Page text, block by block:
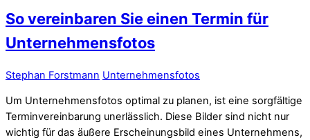
So vereinbaren Sie einen Termin für
Unternehmensfotos
Stephan Forstmann Unternehmensfotos
Um Unternehmensfotos optimal zu planen, ist eine sorgfältige
Terminvereinbarung unerlässlich. Diese Bilder sind nicht nur
wichtig für das äußere Erscheinungsbild eines Unternehmens,